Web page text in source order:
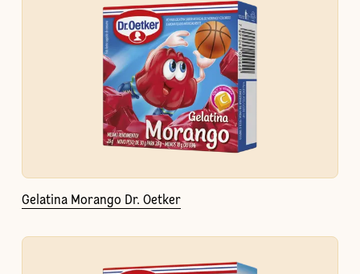
Gelatina Morango Dr. Oetker